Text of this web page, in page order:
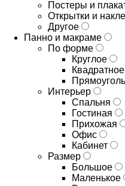
Постеры и
Открытки и
Другое
Панно и макраме
По форме
Круглое
Квадратное
Интерьер
Спальня
Гостиная
Прихожая
Офис
Кабинет
Размер
Большое
Маленькое